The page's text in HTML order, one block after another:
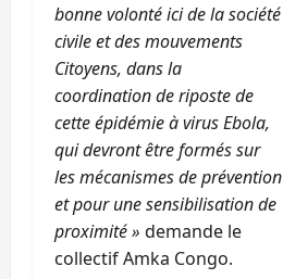
bonne volonté ici de la société
civile et des mouvements
Citoyens, dans la
coordination de riposte de
cette épidémie à virus Ebola,
qui devront être formés sur
les mécanismes de prévention
et pour une sensibilisation de
proximité » demande le
collectif Amka Congo.